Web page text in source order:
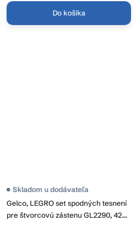
Do košíka
Gelco, LEGRO set spodných tesnení
pre štvorcovú zástenu GL2290, 425
Skladom u dodávateľa